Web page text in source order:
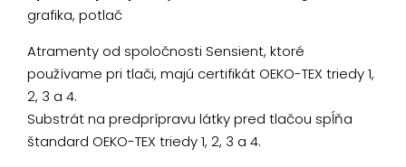
grafika, potlač
Atramenty od spoločnosti Sensient, ktoré
používame pri tlači, majú certifikát OEKO-TEX triedy 1,
2, 3 a 4.
Substrát na predprípravu látky pred tlačou spĺňa
štandard OEKO-TEX triedy 1, 2, 3 a 4.